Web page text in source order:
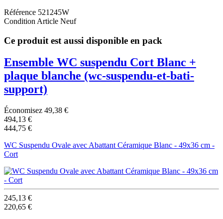
Référence 521245W
Condition Article Neuf
Ce produit est aussi disponible en pack
Ensemble WC suspendu Cort Blanc +
plaque blanche (wc-suspendu-et-bati-
support)
Économisez 49,38 €
494,13 €
444,75 €
WC Suspendu Ovale avec Abattant Céramique Blanc - 49x36 cm -
Cort
245,13 €
220,65 €